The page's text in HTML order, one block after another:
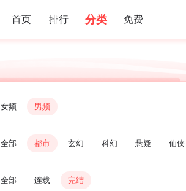
女频 男频
全部 都市 玄幻 科幻 悬疑 仙侠
全部 连载 完结
首页 排行 分类 免费